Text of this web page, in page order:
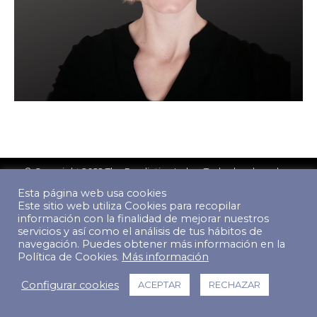
© Copyright 2022 The Predictive Index. Todos los derechos
Footer Menu
Esta página web usa cookies
Este sitio web utiliza Cookies para recopilar
información con la finalidad de mejorar nuestros
servicios y así como el análisis de tus hábitos de
navegación. Puedes obtener más información en la
Política de Cookies. Más información
Configurar cookies ACEPTAR RECHAZAR